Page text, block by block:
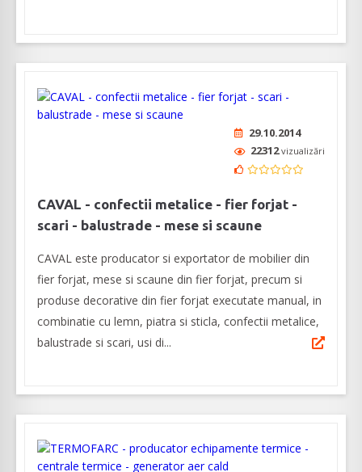
29.10.2014
22312vizualizări
CAVAL - confectii metalice - fier forjat -
scari - balustrade - mese si scaune
CAVAL este producator si exportator de mobilier din
fier forjat, mese si scaune din fier forjat, precum si
produse decorative din fier forjat executate manual, in
combinatie cu lemn, piatra si sticla, confectii metalice,
balustrade si scari, usi di...